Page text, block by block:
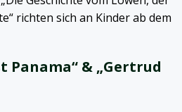
richten sich an Kinder ab dem
Panama“ & „Gertrud